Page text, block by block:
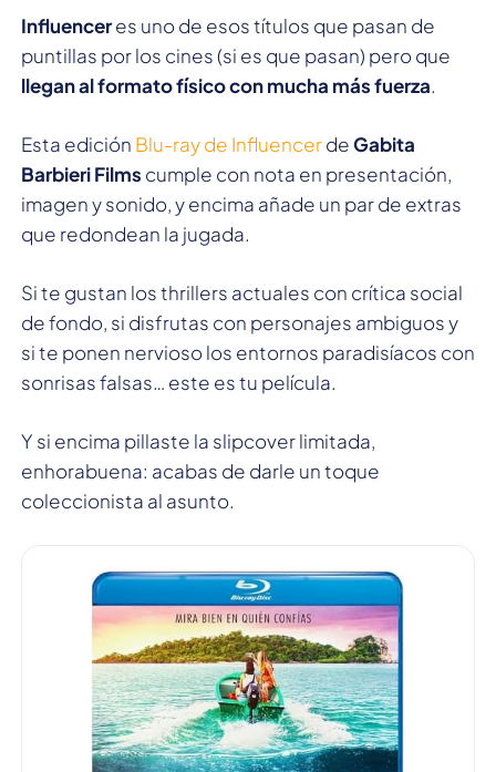
Influenceres uno de esos títulos que pasan de
puntillas por los cines (si es que pasan) pero que
llegan al formato físico con mucha más fuerza.
Esta edición Blu-ray de InfluencerdeGabita
Barbieri Films cumple con nota en presentación,
imagen y sonido, y encima añade un par de extras
que redondean la jugada.
Si te gustan los thrillers actuales con crítica social
de fondo, si disfrutas con personajes ambiguos y
si te ponen nervioso los entornos paradisíacos con
sonrisas falsas… este es tu película.
Y si encima pillaste la slipcover limitada,
enhorabuena: acabas de darle un toque
coleccionista al asunto.